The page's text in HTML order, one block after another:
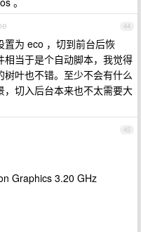
44
置为 eco ，切到前台后恢
当于是个自动脚本，我觉得
叶也不错。至少不会有什么
切入后台本来也不太需要大
45
Graphics 3.20 GHz